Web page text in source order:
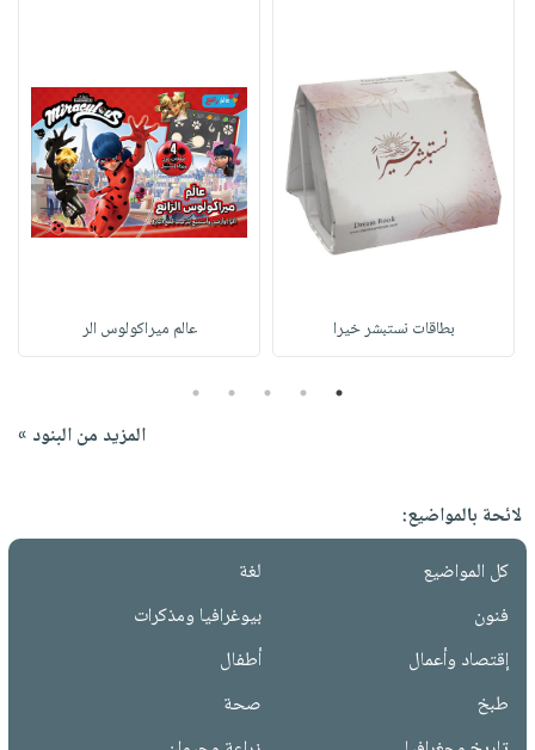
بطاقات نستبشر خيرا عالم ميراكولوس الر
1
2
3
4
5
المزيد من البنود »
لائحة بالمواضيع:
كل المواضيع
لغة
فنون
بيوغرافيا ومذكرات
إقتصاد وأعمال
أطفال
طبخ
صحة